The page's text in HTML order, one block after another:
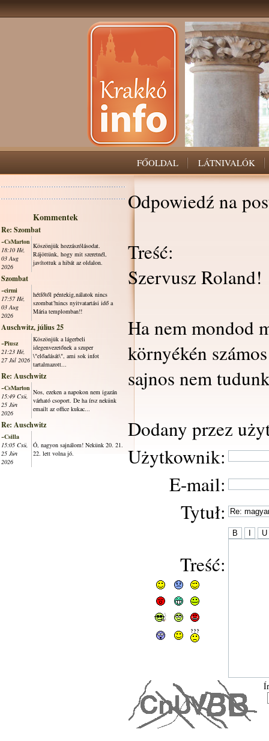
FŐOLDAL LÁTNIVALÓK
Kommentek
Re: Szombat
~CsMarton
18:10 Hé,
03 Aug
2026
Köszönjük hozzászólásodat.
Rájöttünk, hogy mit szeretnél,
javítottuk a hibát az oldalon.
Szombat
~cirmi
17:57 Hé,
03 Aug
2026
hétfőtől péntekig,nálatok nincs
szombat?nincs nyitvatartási idő a
Mária templomban!!
Auschwitz, július 25
~Piusz
21:23 Hé,
27 Júl 2026
Köszönjük a lágerbeli
idegenvezetőnek a szuper
\"előadását\", ami sok infot
tartalmazott...
Re: Auschwitz
~CsMarton
15:49 Csü,
25 Jún
2026
Nos, ezeken a napokon nem igazán
várható csoport. De ha írsz nekünk
emailt az office kukac...
Re: Auschwitz
~Csilla
15:05 Csü,
25 Jún
2026
Ó, nagyon sajnálom! Nekünk 20. 21.
22. lett volna jó.
Odpowiedź na
Treść:
Szervusz Roland!
Ha nem mondod
környékén
sajnos nem
Dodany przez
Użytkownik:
E-mail:
Tytuł:
Treść: